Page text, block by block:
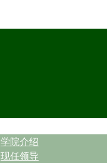
学院介绍
现任领导